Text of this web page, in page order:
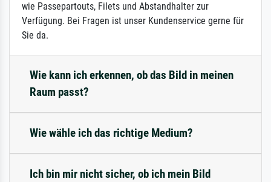
wie Passepartouts, Filets und Abstandhalter zur
Verfügung. Bei Fragen ist unser Kundenservice gerne für
Sie da.
Wie kann ich erkennen, ob das Bild in meinen
Raum passt?
Wie wähle ich das richtige Medium?
Ich bin mir nicht sicher, ob ich mein Bild